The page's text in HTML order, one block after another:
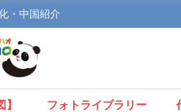
・中国紹介
フォトライブラリー